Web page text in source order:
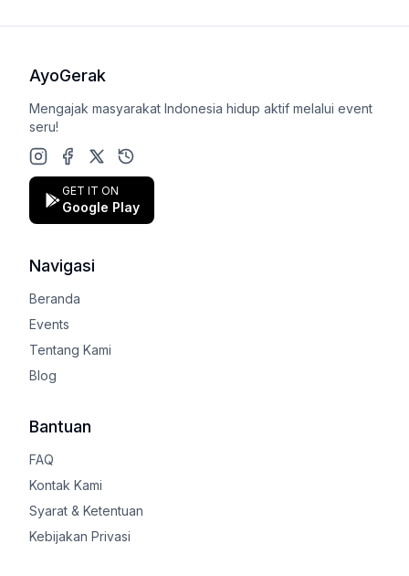
AyoGerak
Mengajak masyarakat Indonesia hidup aktif melalui event
seru!
Instagram
Facebook
X (Twitter)
Google Play Store
GET IT ON
Google Play
Navigasi
Beranda
Events
Tentang Kami
Blog
Bantuan
FAQ
Kontak Kami
Syarat & Ketentuan
Kebijakan Privasi